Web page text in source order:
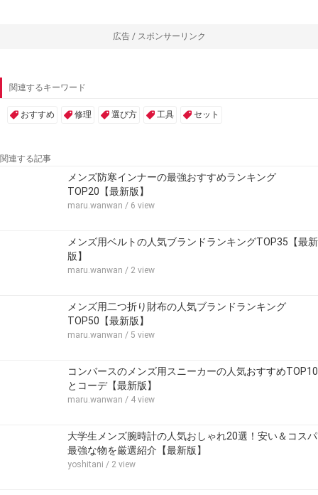
広告 / スポンサーリンク
関連するキーワード
おすすめ 修理 選び方 工具 セット
関連する記事
メンズ防寒インナーの最強おすすめランキング
TOP20【最新版】
maru.wanwan / 6 view
メンズ用ベルトの人気ブランドランキングTOP35【最新
版】
maru.wanwan / 2 view
メンズ用二つ折り財布の人気ブランドランキング
TOP50【最新版】
maru.wanwan / 5 view
コンバースのメンズ用スニーカーの人気おすすめTOP10
とコーデ【最新版】
maru.wanwan / 4 view
大学生メンズ腕時計の人気おしゃれ20選！安い＆コスパ
最強な物を厳選紹介【最新版】
yoshitani / 2 view